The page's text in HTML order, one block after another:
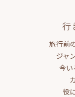
行
旅行前
ジャ
今
役